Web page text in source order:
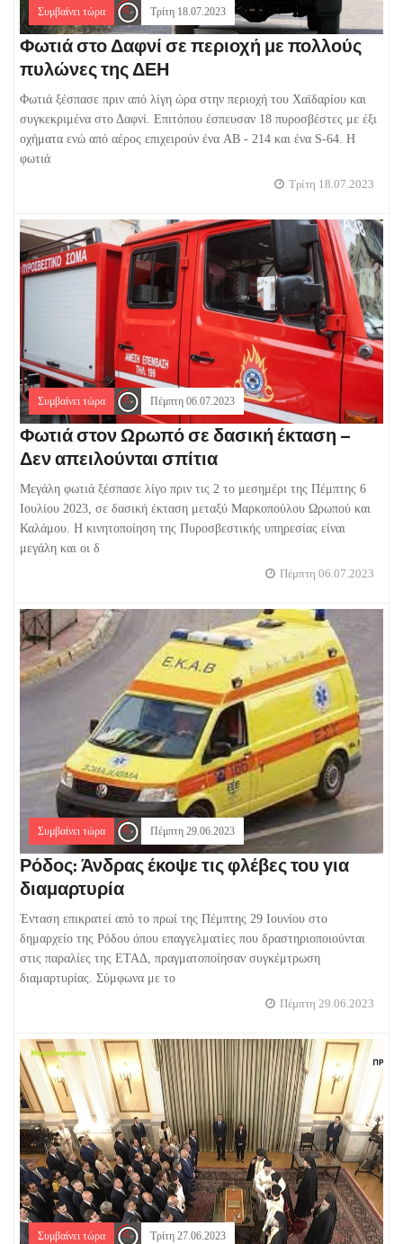
Συμβαίνει τώρα Τρίτη 18.07.2023
Φωτιά στο Δαφνί σε περιοχή με πολλούς
πυλώνες της ΔΕΗ
Φωτιά ξέσπασε πριν από λίγη ώρα στην περιοχή του Χαϊδαρίου και
συγκεκριμένα στο Δαφνί. Επιτόπου έσπευσαν 18 πυροσβέστες με έξι
οχήματα ενώ από αέρος επιχειρούν ένα AB - 214 και ένα S-64. Η
φωτιά
Τρίτη 18.07.2023
Συμβαίνει τώρα Πέμπτη 06.07.2023
Φωτιά στον Ωρωπό σε δασική έκταση –
Δεν απειλούνται σπίτια
Μεγάλη φωτιά ξέσπασε λίγο πριν τις 2 το μεσημέρι της Πέμπτης 6
Ιουλίου 2023, σε δασική έκταση μεταξύ Μαρκοπούλου Ωρωπού και
Καλάμου. Η κινητοποίηση της Πυροσβεστικής υπηρεσίας είναι
μεγάλη και οι δ
Πέμπτη 06.07.2023
Συμβαίνει τώρα Πέμπτη 29.06.2023
Ρόδος: Άνδρας έκοψε τις φλέβες του για
διαμαρτυρία
Ένταση επικρατεί από το πρωί της Πέμπτης 29 Ιουνίου στο
δημαρχείο της Ρόδου όπου επαγγελματίες που δραστηριοποιούνται
στις παραλίες της ΕΤΑΔ, πραγματοποίησαν συγκέμτρωση
διαμαρτυρίας. Σύμφωνα με το
Πέμπτη 29.06.2023
Συμβαίνει τώρα Τρίτη 27.06.2023